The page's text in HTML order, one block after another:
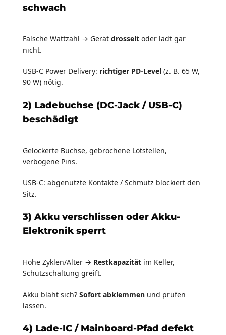
schwach
Falsche Wattzahl → Gerät drosselt oder lädt gar
nicht.
USB-C Power Delivery: richtiger PD-Level (z. B. 65 W,
90 W) nötig.
2) Ladebuchse (DC-Jack / USB-C)
beschädigt
Gelockerte Buchse, gebrochene Lötstellen,
verbogene Pins.
USB-C: abgenutzte Kontakte / Schmutz blockiert den
Sitz.
3) Akku verschlissen oder Akku-
Elektronik sperrt
Hohe Zyklen/Alter → Restkapazität im Keller,
Schutzschaltung greift.
Akku bläht sich? Sofort abklemmen und prüfen
lassen.
4) Lade-IC / Mainboard-Pfad defekt